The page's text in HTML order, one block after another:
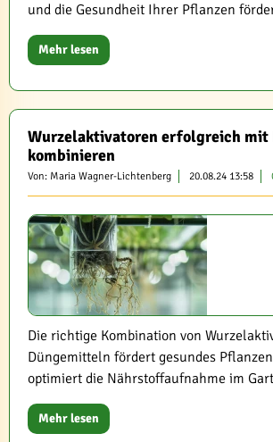
und die Gesundheit Ihrer Pflanzen
Mehr lesen
Wurzelaktivatoren erfolgreich
kombinieren
Von: Maria Wagner-Lichtenberg 20.08.24 13:58
Die richtige Kombination von
Düngemitteln fördert gesundes
optimiert die Nährstoffaufnahme im
Mehr lesen